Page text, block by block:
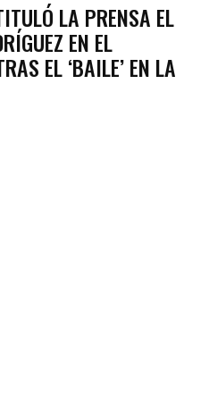
LA PRENSA EL
EN EL
EL ‘BAILE’ EN LA